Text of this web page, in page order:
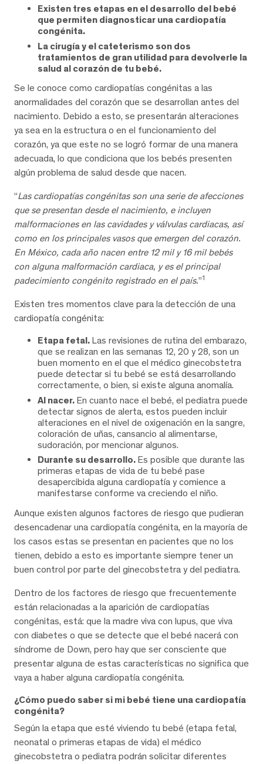
Existen tres etapas en el desarrollo del bebé
que permiten diagnosticar una cardiopatía
congénita.
La cirugía y el cateterismo son dos
tratamientos de gran utilidad para devolverle la
salud al corazón de tu bebé.
Se le conoce como cardiopatías congénitas a las
anormalidades del corazón que se desarrollan antes del
nacimiento. Debido a esto, se presentarán alteraciones
ya sea en la estructura o en el funcionamiento del
corazón, ya que este no se logró formar de una manera
adecuada, lo que condiciona que los bebés presenten
algún problema de salud desde que nacen.
“Las cardiopatías congénitas son una serie de afecciones
que se presentan desde el nacimiento, e incluyen
malformaciones en las cavidades y válvulas cardiacas, así
como en los principales vasos que emergen del corazón.
En México, cada año nacen entre 12 mil y 16 mil bebés
con alguna malformación cardiaca, y es el principal
padecimiento congénito registrado en el país.”1
Existen tres momentos clave para la detección de una
cardiopatía congénita:
Etapa fetal. Las revisiones de rutina del embarazo,
que se realizan en las semanas 12, 20 y 28, son un
buen momento en el que el médico ginecobstetra
puede detectar si tu bebé se está desarrollando
correctamente, o bien, si existe alguna anomalía.
Al nacer. En cuanto nace el bebé, el pediatra puede
detectar signos de alerta, estos pueden incluir
alteraciones en el nivel de oxigenación en la sangre,
coloración de uñas, cansancio al alimentarse,
sudoración, por mencionar algunos.
Durante su desarrollo. Es posible que durante las
primeras etapas de vida de tu bebé pase
desapercibida alguna cardiopatía y comience a
manifestarse conforme va creciendo el niño.
Aunque existen algunos factores de riesgo que pudieran
desencadenar una cardiopatía congénita, en la mayoría de
los casos estas se presentan en pacientes que no los
tienen, debido a esto es importante siempre tener un
buen control por parte del ginecobstetra y del pediatra.
Dentro de los factores de riesgo que frecuentemente
están relacionadas a la aparición de cardiopatías
congénitas, está: que la madre viva con lupus, que viva
con diabetes o que se detecte que el bebé nacerá con
síndrome de Down, pero hay que ser consciente que
presentar alguna de estas características no significa que
vaya a haber alguna cardiopatía congénita.
¿Cómo puedo saber si mi bebé tiene una cardiopatía
congénita?
Según la etapa que esté viviendo tu bebé (etapa fetal,
neonatal o primeras etapas de vida) el médico
ginecobstetra o pediatra podrán solicitar diferentes